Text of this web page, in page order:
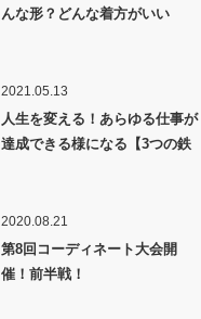
んな形？どんな着方がいい
2021.05.13
人生を変える！あらゆる仕事が
達成できる様になる【3つの鉄
2020.08.21
第8回コーディネート大会開
催！前半戦！